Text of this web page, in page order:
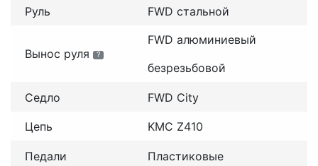
Руль FWD cтальной
Вынос руля ?
FWD алюминиевый
безрезьбовой
Седло FWD City
Цепь KMC Z410
Педали
Пластиковые